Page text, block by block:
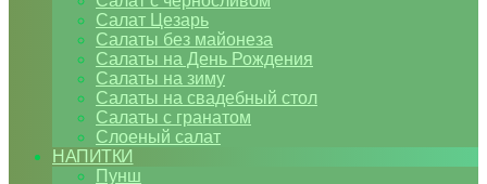
Салат Цезарь
Салаты без майонеза
Салаты на День Рождения
Салаты на зиму
Салаты на свадебный стол
Салаты с гранатом
Слоеный салат
НАПИТКИ
Пунш